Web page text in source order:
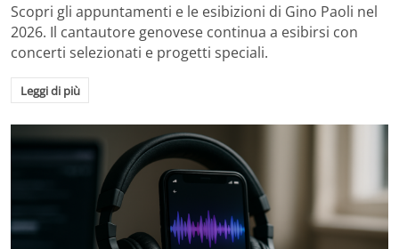
Scopri gli appuntamenti e le esibizioni di Gino Paoli nel
2026. Il cantautore genovese continua a esibirsi con
concerti selezionati e progetti speciali.
Leggi di più